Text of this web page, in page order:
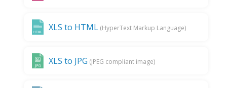
XLS to HTML (HyperText Markup Language)
XLS to JPG (JPEG compliant image)